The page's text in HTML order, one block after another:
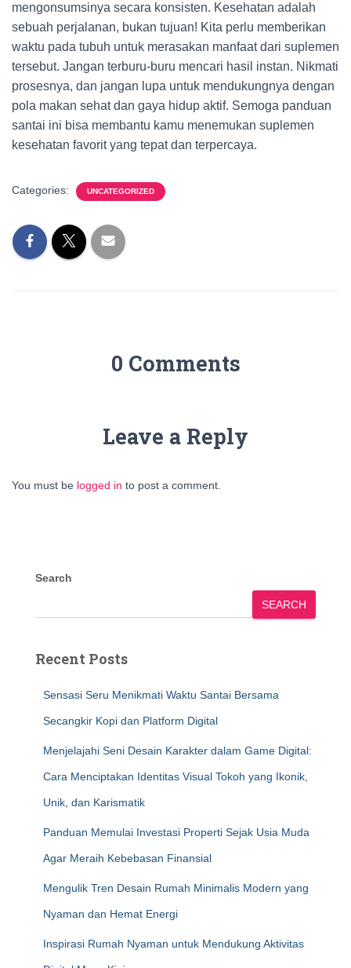
mengonsumsinya secara konsisten. Kesehatan adalah
sebuah perjalanan, bukan tujuan! Kita perlu memberikan
waktu pada tubuh untuk merasakan manfaat dari suplemen
tersebut. Jangan terburu-buru mencari hasil instan. Nikmati
prosesnya, dan jangan lupa untuk mendukungnya dengan
pola makan sehat dan gaya hidup aktif. Semoga panduan
santai ini bisa membantu kamu menemukan suplemen
kesehatan favorit yang tepat dan terpercaya.
Categories: UNCATEGORIZED
0 Comments
Leave a Reply
You must be logged in to post a comment.
Search
SEARCH
Recent Posts
Sensasi Seru Menikmati Waktu Santai Bersama
Secangkir Kopi dan Platform Digital
Menjelajahi Seni Desain Karakter dalam Game Digital:
Cara Menciptakan Identitas Visual Tokoh yang Ikonik,
Unik, dan Karismatik
Panduan Memulai Investasi Properti Sejak Usia Muda
Agar Meraih Kebebasan Finansial
Mengulik Tren Desain Rumah Minimalis Modern yang
Nyaman dan Hemat Energi
Inspirasi Rumah Nyaman untuk Mendukung Aktivitas